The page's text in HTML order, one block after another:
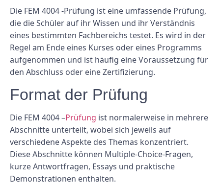
Die FEM 4004 -Prüfung ist eine umfassende Prüfung,
die die Schüler auf ihr Wissen und ihr Verständnis
eines bestimmten Fachbereichs testet. Es wird in der
Regel am Ende eines Kurses oder eines Programms
aufgenommen und ist häufig eine Voraussetzung für
den Abschluss oder eine Zertifizierung.
Format der Prüfung
Die FEM 4004 –Prüfung ist normalerweise in mehrere
Abschnitte unterteilt, wobei sich jeweils auf
verschiedene Aspekte des Themas konzentriert.
Diese Abschnitte können Multiple-Choice-Fragen,
kurze Antwortfragen, Essays und praktische
Demonstrationen enthalten.